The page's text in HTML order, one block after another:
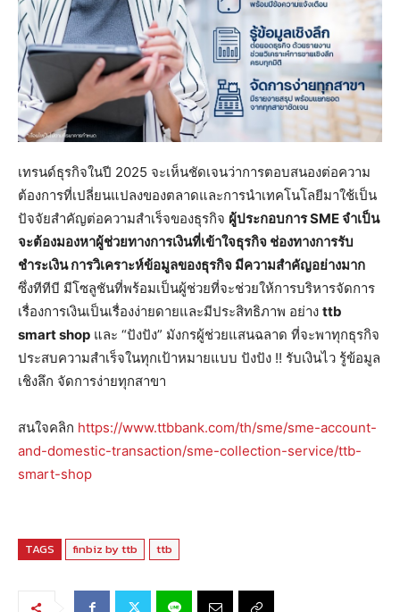
เทรนด์ธุรกิจในปี 2025 จะเห็นชัดเจนว่าการตอบสนองต่อความ
ต้องการที่เปลี่ยนแปลงของตลาดและการนำเทคโนโลยีมาใช้เป็น
ปัจจัยสำคัญต่อความสำเร็จของธุรกิจ ผู้ประกอบการSME จำเป็น
จะต้องมองหาผู้ช่วยทางการเงินที่เข้าใจธุรกิจ ช่องทางการรับ
ชำระเงิน การวิเคราะห์ข้อมูลของธุรกิจ มีความสำคัญอย่างมาก
ซึ่งทีทีบี มีโซลูชันที่พร้อมเป็นผู้ช่วยที่จะช่วยให้การบริหารจัดการ
เรื่องการเงินเป็นเรื่องง่ายดายและมีประสิทธิภาพ อย่าง ttb
smart shop และ “ปังปัง” มังกรผู้ช่วยแสนฉลาด ที่จะพาทุกธุรกิจ
ประสบความสำเร็จในทุกเป้าหมายแบบ ปังปัง !! รับเงินไว รู้ข้อมูล
เชิงลึก จัดการง่ายทุกสาขา
สนใจคลิก https://www.ttbbank.com/th/sme/sme-account-
and-domestic-transaction/sme-collection-service/ttb-
smart-shop
TAGS finbiz by ttb ttb